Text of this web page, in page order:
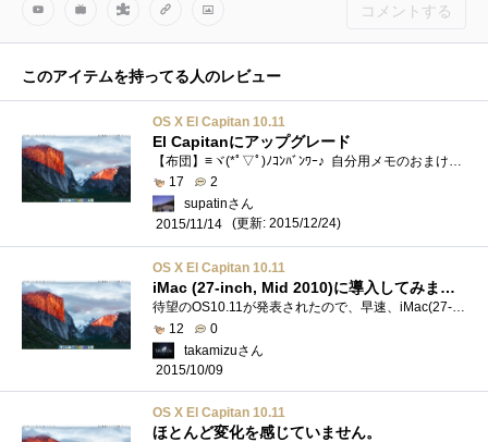
コメントする
このアイテムを持ってる人のレビュー
OS X El Capitan 10.11
El Capitanにアップグレード
17
2
supatinさん
2015/11/14
(更新: 2015/12/24)
OS X El Capitan 10.11
iMac (27-inch, Mid 2010)に導入してみました。
待望のOS10.11が発表されたので、早速、iMac(27-inch,Mid2010)に導入してみました。
12
0
takamizuさん
2015/10/09
OS X El Capitan 10.11
ほとんど変化を感じていません。